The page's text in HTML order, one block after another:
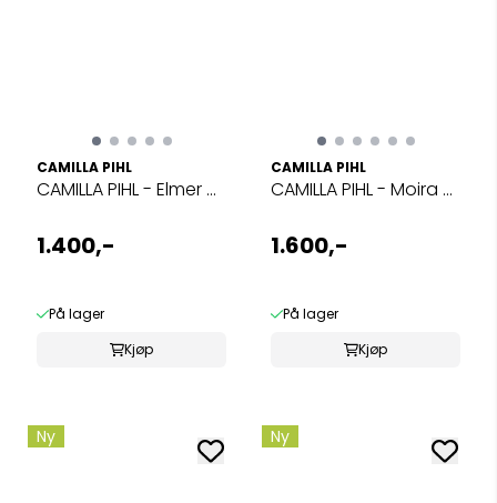
CAMILLA PIHL
CAMILLA PIHL - Elmer ...
1.400,-
På lager
Kjøp
CAMILLA PIHL
CAMILLA PIHL - Moira ...
1.600,-
På lager
Kjøp
Ny Ny